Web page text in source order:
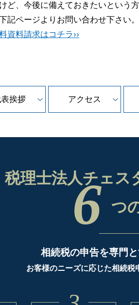
ど、今後に備えておきたいという
記ページよりお問い合わせ下さい。
資料請求はコチラ››
挨拶 アクセス
税理士法人チェス
6 つ
相続税の申告を専門と
お客様のニーズに応じた相続税